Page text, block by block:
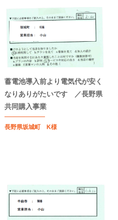
蓄電池導入前より電気代が安く
なりありがたいです ／長野県
共同購入事業
長野県坂城町 K様